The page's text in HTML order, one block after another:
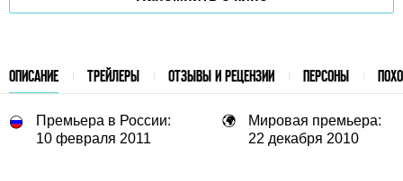
ОПИСАНИЕ ТРЕЙЛЕРЫ ОТЗЫВЫ И РЕЦЕНЗИИ ПЕРСОНЫ
Премьера в России:
10 февраля 2011
Мировая премьера:
22 декабря 2010